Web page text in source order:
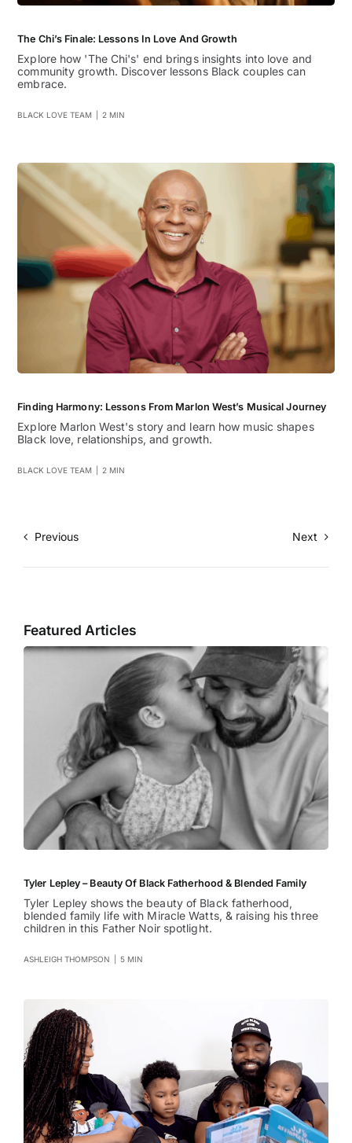
The Chi’s Finale: Lessons In Love And Growth
Explore how 'The Chi's' end brings insights into love and
community growth. Discover lessons Black couples can
embrace.
BLACK LOVE TEAM 2 MIN
Finding Harmony: Lessons From Marlon West’s Musical Journey
Explore Marlon West's story and learn how music shapes
Black love, relationships, and growth.
BLACK LOVE TEAM 2 MIN
Previous Next
Featured Articles
Tyler Lepley – Beauty Of Black Fatherhood & Blended Family
Tyler Lepley shows the beauty of Black fatherhood,
blended family life with Miracle Watts, & raising his three
children in this Father Noir spotlight.
ASHLEIGH THOMPSON 5 MIN